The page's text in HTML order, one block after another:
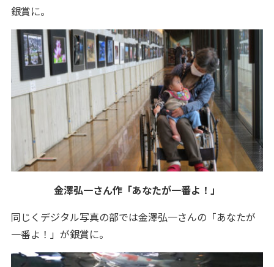
銀賞に。
金澤弘一さん作「あなたが一番よ！」
同じくデジタル写真の部では金澤弘一さんの「あなたが
一番よ！」が銀賞に。